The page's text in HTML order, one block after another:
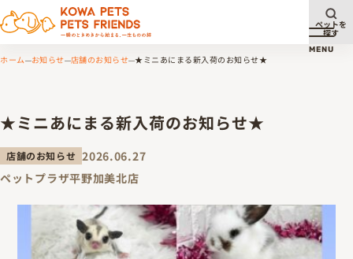
メニ
MENU
ペットを
探す
ホーム お知らせ 店舗のお知らせ ★ミニあにまる新入荷のお知らせ★
★ミニあにまる新入荷のお知らせ★
店舗のお知らせ 2026.06.27
ペットプラザ平野加美北店